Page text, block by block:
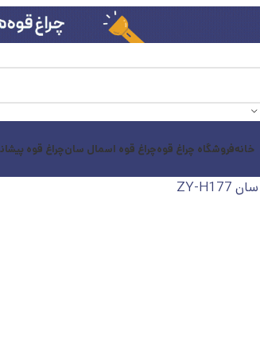
خانهفروشگاه چراغ قوهچراغ قوه اسمال سانچراغ قوه